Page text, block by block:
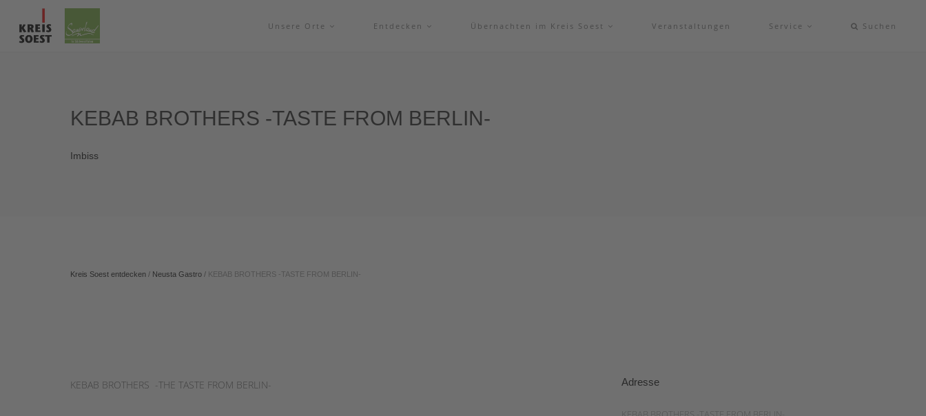
Unsere Orte Entdecken Übernachten im Kreis Soest Veranstaltungen Service Suchen
KEBAB BROTHERS -TASTE FROM BERLIN-
Imbiss
Kreis Soest entdecken / Neusta Gastro / KEBAB BROTHERS -TASTE FROM BERLIN-
KEBAB BROTHERS -THE TASTE FROM BERLIN- Adresse